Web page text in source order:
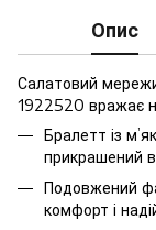
Опис
Салатовий
1922520 вражає
Бралетт із
прикрашений
Подовжений
комфорт і